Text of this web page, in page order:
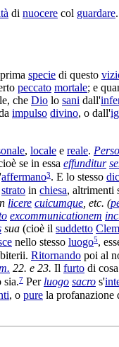
di nuocere col guardare
specie di questo
peccato mortale; e
che Dio lo sani dall'
impulso divino, o dall'
, locale e reale.
se in essa effunditur
affermano3. E lo stesso
strato in chiesa, altrimenti
licere cuicumque , etc. (
excommunicationem
sua (cioè il suddetto
nello stesso luogo5,
. Ritornando poi al
22. e 23. Il furto di cosa
sia.7 Per luogo sacro s'
, o pure la profanazione